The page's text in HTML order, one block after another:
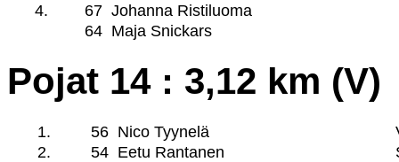
4.
67 Johanna Ristiluoma
64 Maja Snickars
Pojat 14 : 3,12 km (V)
1. 56 Nico Tyynelä
2.
54 Eetu Rantanen